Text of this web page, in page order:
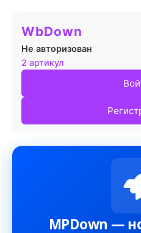
WbDown
Не авторизован
2 артикул
MPDown —